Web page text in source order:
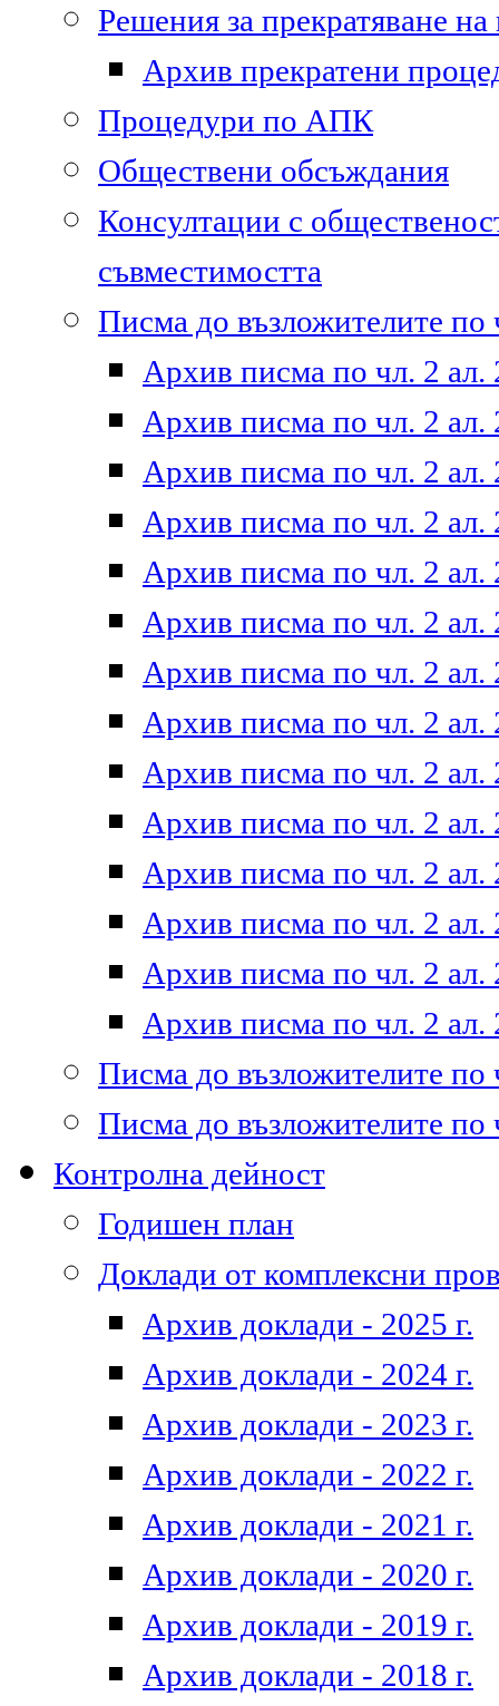
Решения за прекратяване
Архив прекратени
Процедури по АПК
Обществени обсъждания
Консултации с
съвместимостта
Писма до възложителите по
Архив писма по чл. 2 ал.
Архив писма по чл. 2 ал.
Архив писма по чл. 2 ал.
Архив писма по чл. 2 ал.
Архив писма по чл. 2 ал.
Архив писма по чл. 2 ал.
Архив писма по чл. 2 ал.
Архив писма по чл. 2 ал.
Архив писма по чл. 2 ал.
Архив писма по чл. 2 ал.
Архив писма по чл. 2 ал.
Архив писма по чл. 2 ал.
Архив писма по чл. 2 ал.
Архив писма по чл. 2 ал.
Писма до възложителите по
Писма до възложителите по
Контролна дейност
Годишен план
Доклади от комплексни
Архив доклади - 2025 г.
Архив доклади - 2024 г.
Архив доклади - 2023 г.
Архив доклади - 2022 г.
Архив доклади - 2021 г.
Архив доклади - 2020 г.
Архив доклади - 2019 г.
Архив доклади - 2018 г.